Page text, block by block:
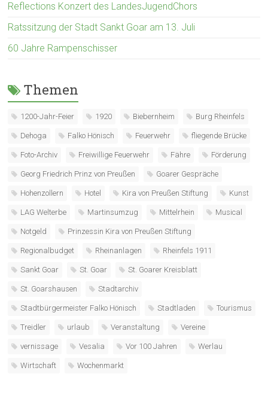
Reflections Konzert des LandesJugendChors
Ratssitzung der Stadt Sankt Goar am 13. Juli
60 Jahre Rampenschisser
Themen
1200-Jahr-Feier 1920 Biebernheim Burg Rheinfels
Dehoga Falko Hönisch Feuerwehr fliegende Brücke
Foto-Archiv Freiwillige Feuerwehr Fähre Förderung
Georg Friedrich Prinz von Preußen Goarer Gespräche
Hohenzollern Hotel Kira von Preußen Stiftung Kunst
LAG Welterbe Martinsumzug Mittelrhein Musical
Notgeld Prinzessin Kira von Preußen Stiftung
Regionalbudget Rheinanlagen Rheinfels 1911
Sankt Goar St. Goar St. Goarer Kreisblatt
St. Goarshausen Stadtarchiv
Stadtbürgermeister Falko Hönisch Stadtladen Tourismus
Treidler urlaub Veranstaltung Vereine
vernissage Vesalia Vor 100 Jahren Werlau
Wirtschaft Wochenmarkt